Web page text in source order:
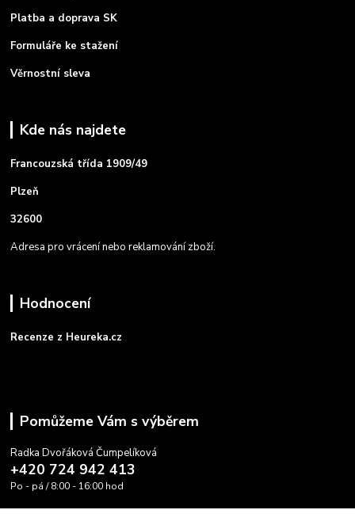
Platba a doprava SK
Formuláře ke stažení
Věrnostní sleva
Kde nás najdete
Francouzská třída 1909/49
Plzeň
32600
Adresa pro vrácení nebo reklamování zboží.
Hodnocení
Recenze z Heureka.cz
Pomůžeme Vám s výběrem
Radka Dvořáková Čumpelíková
+420 724 942 413
Po - pá / 8:00 - 16:00 hod